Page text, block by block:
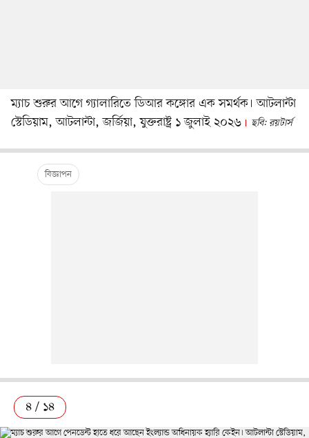
ম্যাচ শুরুর আগে গ্যালারিতে ডিআর কঙ্গোর এক সমর্থক। আটলান্টা
স্টেডিয়াম, আটলান্টা, জর্জিয়া, যুক্তরাষ্ট্র ১ জুলাই ২০২৬
ছবি: রয়টার্স
৪ / ১৪